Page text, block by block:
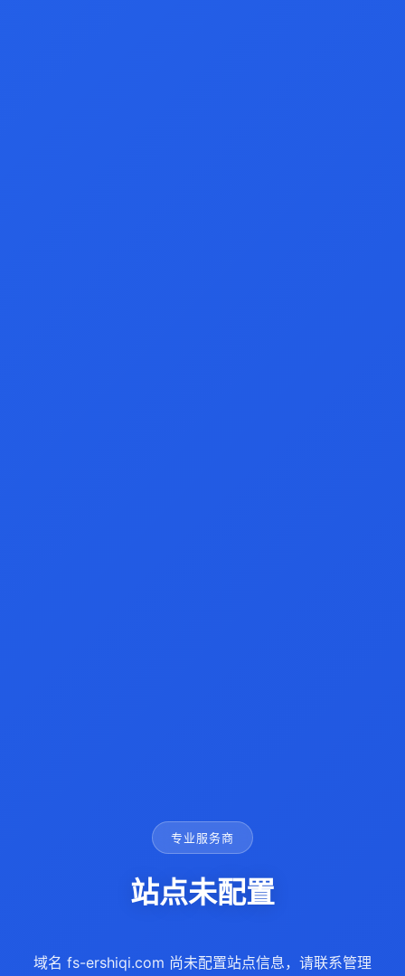
专业服务商
站点未配置
域名 fs-ershiqi.com 尚未配置站点信息，请联系管理